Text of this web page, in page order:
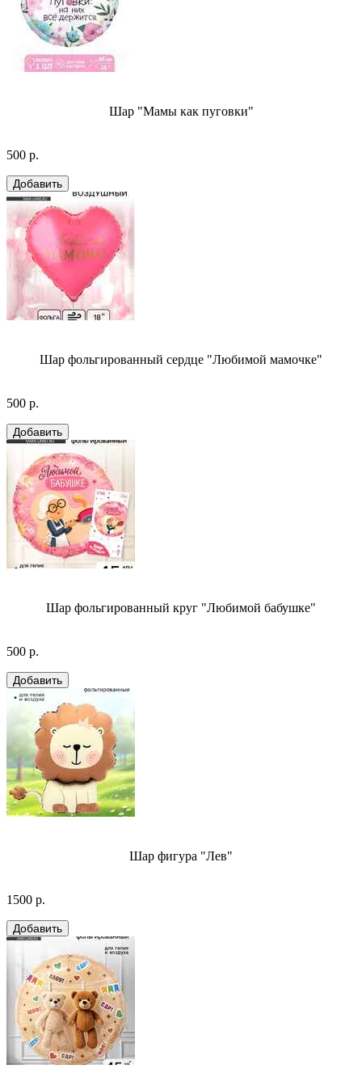
Шар "Мамы как пуговки"
500 р.
Шар фольгированный сердце "Любимой мамочке"
500 р.
Шар фольгированный круг "Любимой бабушке"
500 р.
Шар фигура "Лев"
1500 р.